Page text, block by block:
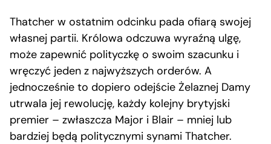
Thatcher w ostatnim odcinku pada ofiarą swojej
własnej partii. Królowa odczuwa wyraźną ulgę,
może zapewnić polityczkę o swoim szacunku i
wręczyć jeden z najwyższych orderów. A
jednocześnie to dopiero odejście Żelaznej Damy
utrwala jej rewolucję, każdy kolejny brytyjski
premier – zwłaszcza Major i Blair – mniej lub
bardziej będą politycznymi synami Thatcher.